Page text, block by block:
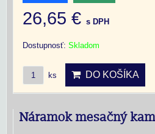
26,65 € s DPH
Dostupnosť: Skladom
ks DO KOŠÍKA
Náramok mesačný